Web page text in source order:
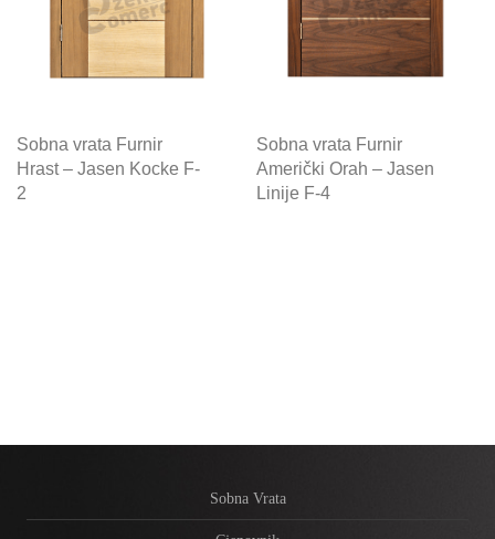
Sobna vrata Furnir
Hrast – Jasen Kocke F-
2
Sobna vrata Furnir
Američki Orah – Jasen
Linije F-4
Sobna Vrata